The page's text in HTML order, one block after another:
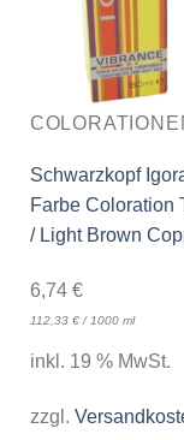
Schwarzkopf
Farbe Coloration
/ Light Brown
6,74 €
112,33 €/ 1000 ml
inkl. 19 % MwSt.
zzgl.